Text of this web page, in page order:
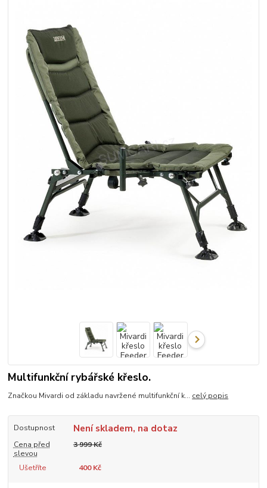
Multifunkční rybářské křeslo.
Značkou Mivardi od základu navržené multifunkční k... celý popis
Dostupnost Není skladem, na dotaz
Cena před
slevou
3 999 Kč
Ušetříte 400 Kč